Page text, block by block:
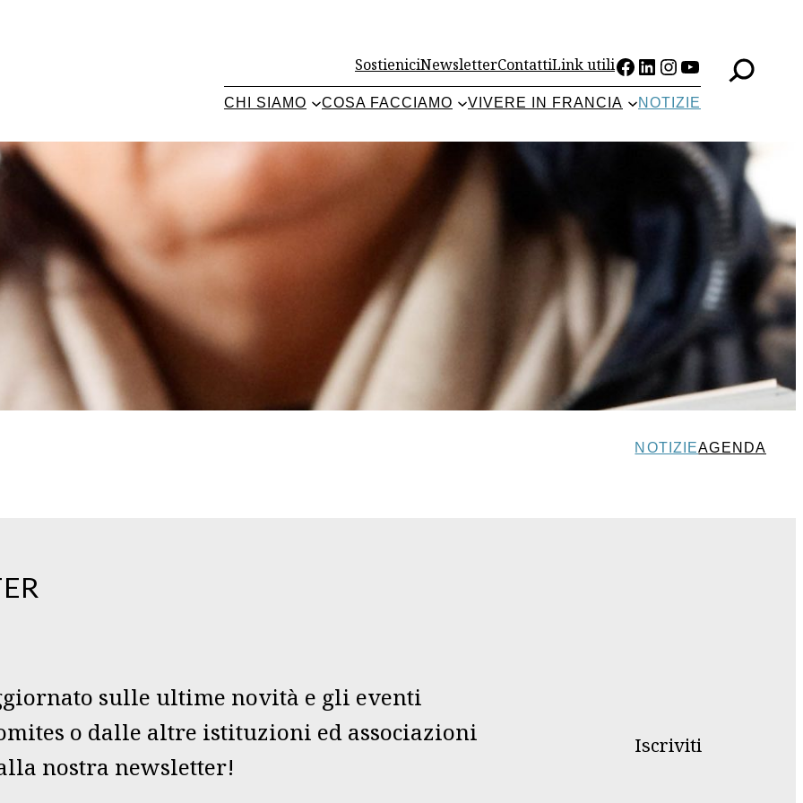
SostieniciNewsletterContattiLink utiliFacebook
LinkedIn
Instagram
YouTube
CHI SIAMO COSA FACCIAMO VIVERE IN FRANCIA NOTIZIE
NOTIZIEAGENDA
sulle ultime novità e gli eventi
o dalle altre istituzioni ed associazioni
nostra newsletter!
Iscriviti